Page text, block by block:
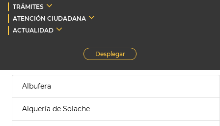
TRÁMITES
ATENCIÓN CIUDADANA
ACTUALIDAD
Desplegar
Albufera
Alquería de Solache